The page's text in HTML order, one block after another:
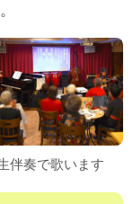
伴奏で歌います